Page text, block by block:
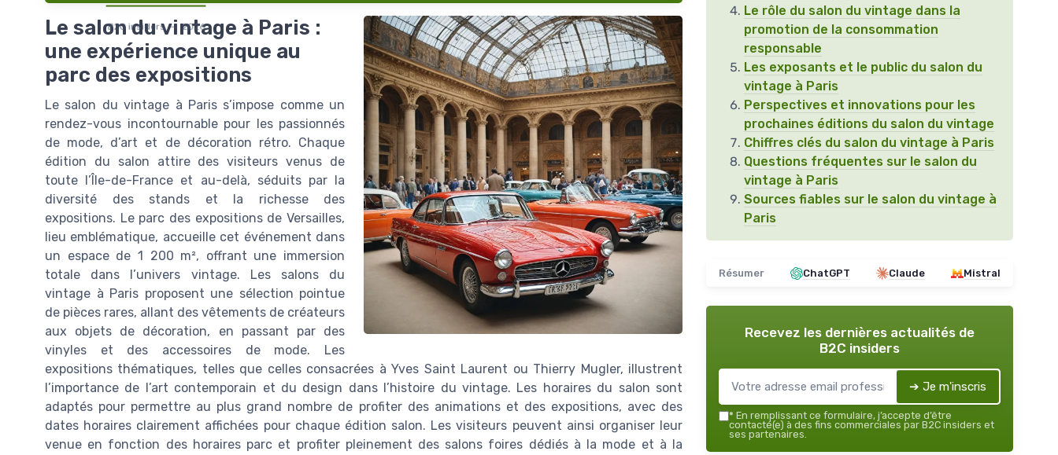
B2C insiders — 2026
Le salon du vintage à Paris :
une expérience unique au
parc des expositions
Le salon du vintage à Paris s’impose comme un
rendez-vous incontournable pour les passionnés
de mode, d’art et de décoration rétro. Chaque
édition du salon attire des visiteurs venus de
toute l’Île-de-France et au-delà, séduits par la
diversité des stands et la richesse des
expositions. Le parc des expositions de Versailles,
lieu emblématique, accueille cet événement dans
un espace de 1 200 m², offrant une immersion
totale dans l’univers vintage. Les salons du
vintage à Paris proposent une sélection pointue
de pièces rares, allant des vêtements de créateurs
aux objets de décoration, en passant par des
vinyles et des accessoires de mode. Les
expositions thématiques, telles que celles consacrées à Yves Saint Laurent ou Thierry Mugler, illustrent
l’importance de l’art contemporain et du design dans l’histoire du vintage. Les horaires du salon sont
adaptés pour permettre au plus grand nombre de profiter des animations et des expositions, avec des
dates horaires clairement affichées pour chaque édition salon. Les visiteurs peuvent ainsi organiser leur
venue en fonction des horaires parc et profiter pleinement des salons foires dédiés à la mode et à la
Le rôle du salon du vintage dans la
promotion de la consommation
responsable
Les exposants et le public du salon du
vintage à Paris
Perspectives et innovations pour les
prochaines éditions du salon du vintage
Chiffres clés du salon du vintage à Paris
Questions fréquentes sur le salon du
vintage à Paris
Sources fiables sur le salon du vintage à
Paris
Résumer ChatGPT Claude Mistral
Recevez les dernières actualités de
B2C insiders
➔ Je m'inscris
* En remplissant ce formulaire, j’accepte d’être
contacté(e) à des fins commerciales par B2C insiders et
ses partenaires.